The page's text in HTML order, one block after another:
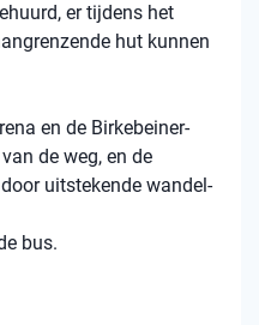
er tijdens het
hut kunnen
en de Birkebeiner-
de weg, en de
uitstekende wandel-
bus.